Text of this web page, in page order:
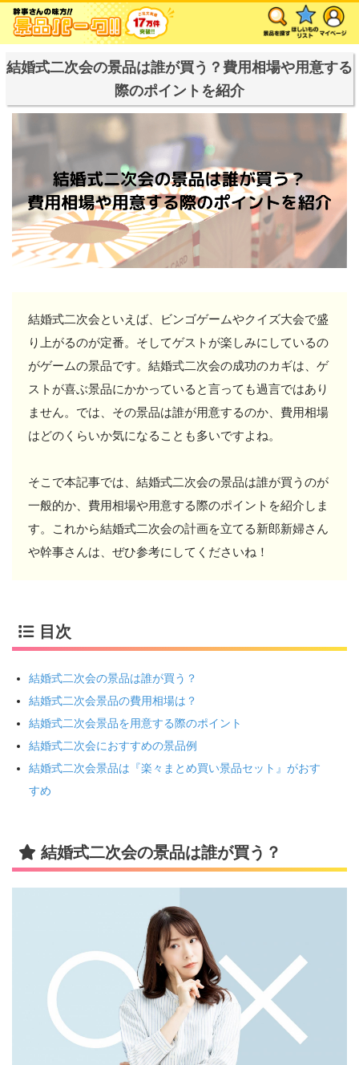
結婚式二次会の景品は誰が買う？費用相場や用意する
際のポイントを紹介
結婚式二次会といえば、ビンゴゲームやクイズ大会で盛
り上がるのが定番。そしてゲストが楽しみにしているの
がゲームの景品です。結婚式二次会の成功のカギは、ゲ
ストが喜ぶ景品にかかっていると言っても過言ではあり
ません。では、その景品は誰が用意するのか、費用相場
はどのくらいか気になることも多いですよね。
そこで本記事では、結婚式二次会の景品は誰が買うのが
一般的か、費用相場や用意する際のポイントを紹介しま
す。これから結婚式二次会の計画を立てる新郎新婦さん
や幹事さんは、ぜひ参考にしてくださいね！
目次
結婚式二次会の景品は誰が買う？
結婚式二次会景品の費用相場は？
結婚式二次会景品を用意する際のポイント
結婚式二次会におすすめの景品例
結婚式二次会景品は『楽々まとめ買い景品セット』がおす
すめ
結婚式二次会の景品は誰が買う？